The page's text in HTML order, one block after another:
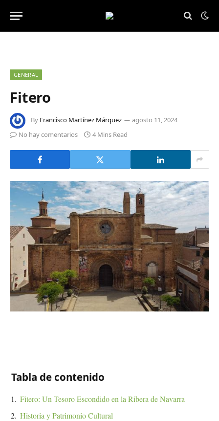
GENERAL
Fitero
By Francisco Martínez Márquez
agosto 11, 2024
No hay comentarios
4 Mins Read
Tabla de contenido
Fitero: Un Tesoro Escondido en la Ribera de Navarra
Historia y Patrimonio Cultural